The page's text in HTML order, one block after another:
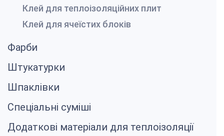
Клей для теплоізоляційних плит
Клей для ячеїстих блоків
Фарби
Штукатурки
Шпаклівки
Спеціальні суміші
Додаткові матеріали для теплоізоляції